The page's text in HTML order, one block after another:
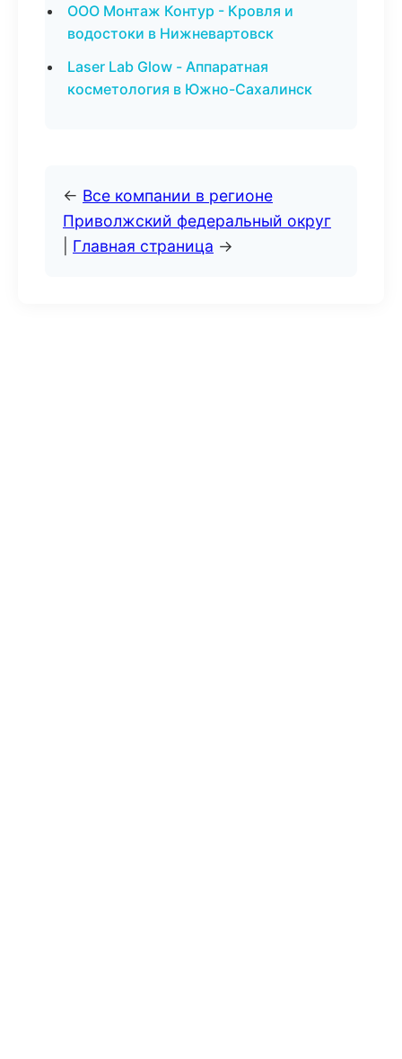
ООО Монтаж Контур - Кровля и
водостоки в Нижневартовск
Laser Lab Glow - Аппаратная
косметология в Южно-Сахалинск
← Все компании в регионе
Приволжский федеральный округ
Главная страница →